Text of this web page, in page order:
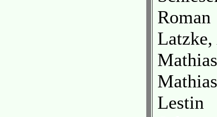
Roman
Lestin